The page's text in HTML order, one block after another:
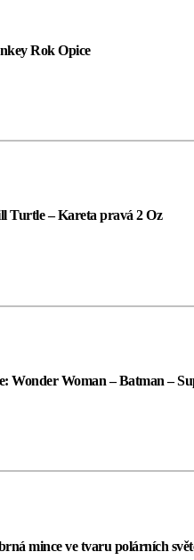
Rok Opice
Turtle – Kareta pravá 2 Oz
Wonder Woman – Batman –
mince ve tvaru polárních